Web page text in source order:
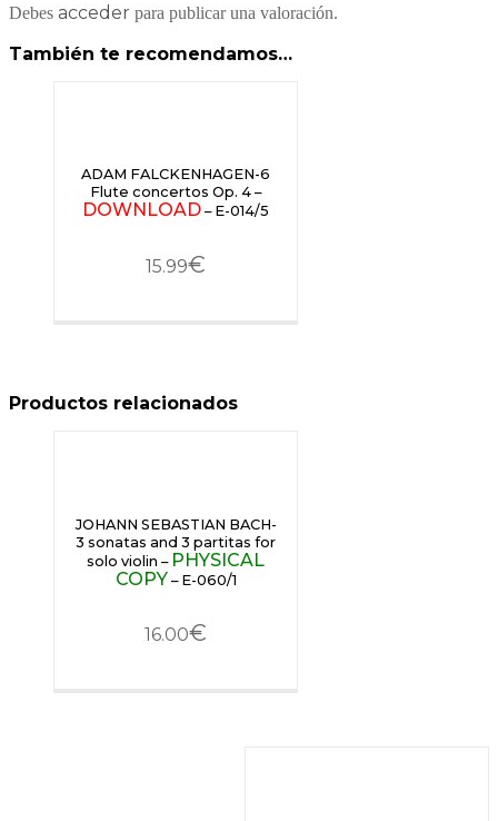
Debes acceder para publicar una valoración.
También te recomendamos…
ADAM FALCKENHAGEN-6
Flute concertos Op. 4 –
DOWNLOAD – E-014/5
15.99€
Productos relacionados
JOHANN SEBASTIAN BACH-
3 sonatas and 3 partitas for
solo violin – PHYSICAL
COPY – E-060/1
16.00€